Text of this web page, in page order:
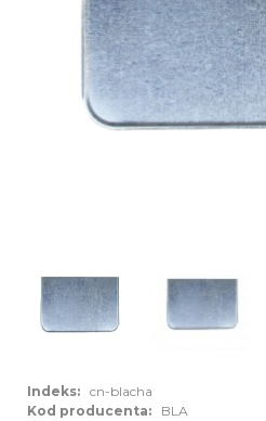
Indeks: cn-blacha
Kod producenta:
BLA